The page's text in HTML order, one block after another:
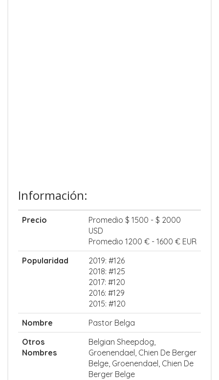
Información:
Precio
Promedio $ 1500 - $ 2000
USD
Promedio 1200 € - 1600 € EUR
Popularidad
2019: #126
2018: #125
2017: #120
2016: #129
2015: #120
Nombre
Pastor Belga
Otros
Nombres
Belgian Sheepdog,
Groenendael, Chien De Berger
Belge, Groenendael, Chien De
Berger Belge